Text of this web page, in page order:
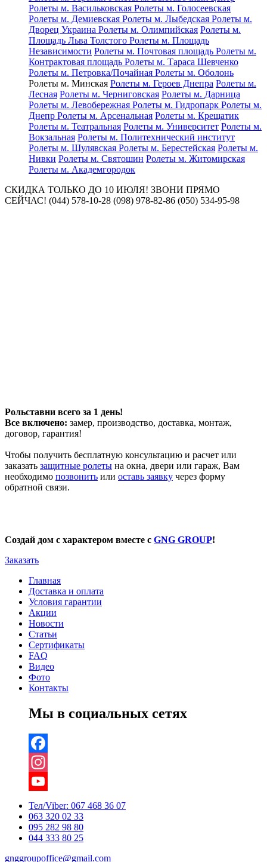
Ролеты м. Васильковская Ролеты м. Голосеевская
Ролеты м. Демиевская Ролеты м. Лыбедская Ролеты м.
Дворец Украина Ролеты м. Олимпийская Ролеты м.
Площадь Льва Толстого Ролеты м. Площадь
Независимости Ролеты м. Почтовая площадь Ролеты м.
Контрактовая площадь Ролеты м. Тараса Шевченко
Ролеты м. Петровка/Почайная Ролеты м. Оболонь
Ролеты м. Минская Ролеты м. Героев Днепра Ролеты м.
Лесная Ролеты м. Черниговская Ролеты м. Дарница
Ролеты м. Левобережная Ролеты м. Гидропарк Ролеты м.
Днепр Ролеты м. Арсенальная Ролеты м. Крещатик
Ролеты м. Театральная Ролеты м. Университет Ролеты м.
Вокзальная Ролеты м. Политехнический институт
Ролеты м. Шулявская Ролеты м. Берестейская Ролеты м.
Нивки Ролеты м. Святошин Ролеты м. Житомирская
Ролеты м. Академгородок
СКИДКА ТОЛЬКО ДО 10 ИЮЛЯ! ЗВОНИ ПРЯМО
СЕЙЧАС! (044) 578-10-28 (098) 978-82-86 (050) 534-95-98
Рольставни всего за 1 день!
Все включено: замер, производство, доставка, монтаж,
договор, гарантия!
Чтобы получить бесплатную консультацию и расчет или
заказать защитные ролеты на окна, двери или гараж, Вам
необходимо позвонить или оставь заявку через форму
обратной связи.
Создай дом с характером вместе с GNG GROUP!
Заказать
Главная
Доставка и оплата
Условия гарантии
Акции
Новости
Статьи
Сертификаты
FAQ
Видео
Фото
Контакты
Мы в социальных сетях
Facebook
Instagram
YouTube
Channel
Тел/Viber: 067 468 36 07
063 320 02 33
095 282 98 80
044 333 80 25
gnggroupoffice@gmail.com